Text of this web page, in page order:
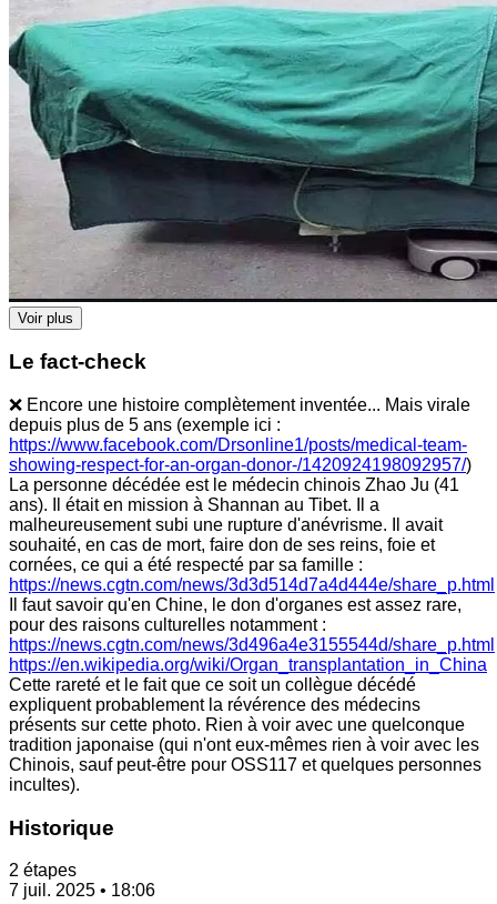
Voir plus
Le fact-check
❌ Encore une histoire complètement inventée... Mais virale
depuis plus de 5 ans (exemple ici :
https://www.facebook.com/Drsonline1/posts/medical-team-
showing-respect-for-an-organ-donor-/1420924198092957/)
La personne décédée est le médecin chinois Zhao Ju (41
ans). Il était en mission à Shannan au Tibet. Il a
malheureusement subi une rupture d'anévrisme. Il avait
souhaité, en cas de mort, faire don de ses reins, foie et
cornées, ce qui a été respecté par sa famille :
https://news.cgtn.com/news/3d3d514d7a4d444e/share_p.html
Il faut savoir qu'en Chine, le don d'organes est assez rare,
pour des raisons culturelles notamment :
https://news.cgtn.com/news/3d496a4e3155544d/share_p.html
https://en.wikipedia.org/wiki/Organ_transplantation_in_China
Cette rareté et le fait que ce soit un collègue décédé
expliquent probablement la révérence des médecins
présents sur cette photo. Rien à voir avec une quelconque
tradition japonaise (qui n'ont eux-mêmes rien à voir avec les
Chinois, sauf peut-être pour OSS117 et quelques personnes
incultes).
Historique
2 étapes
7 juil. 2025 • 18:06